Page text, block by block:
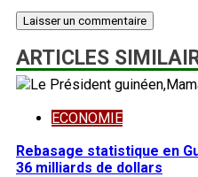
ARTICLES
ECONOMIE
Rebasage statistique en
36 milliards de dollars